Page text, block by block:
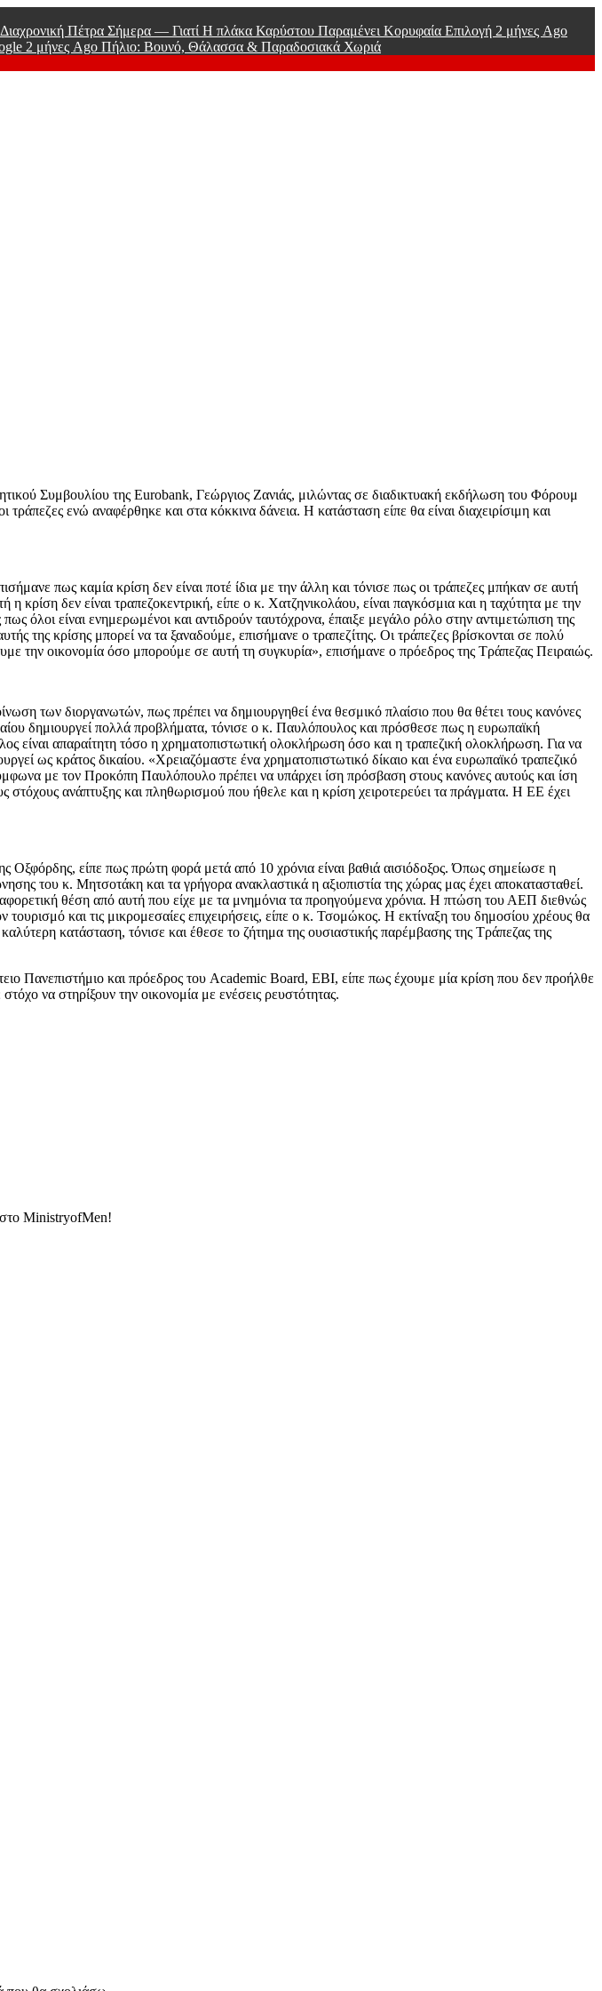
Πέτρα Σήμερα — Γιατί Η πλάκα Καρύστου Παραμένει Κορυφαία Επιλογή 2 μήνες Ago
2 μήνες Ago Πήλιο: Βουνό, Θάλασσα & Παραδοσιακά Χωριά
Συμβουλίου της Eurobank, Γεώργιος Ζανιάς, μιλώντας σε διαδικτυακή εκδήλωση του Φόρουμ
ενώ αναφέρθηκε και στα κόκκινα δάνεια. Η κατάσταση είπε θα είναι διαχειρίσιμη και
πως καμία κρίση δεν είναι ποτέ ίδια με την άλλη και τόνισε πως οι τράπεζες μπήκαν σε αυτή
δεν είναι τραπεζοκεντρική, είπε ο κ. Χατζηνικολάου, είναι παγκόσμια και η ταχύτητα με την
είναι ενημερωμένοι και αντιδρούν ταυτόχρονα, έπαιξε μεγάλο ρόλο στην αντιμετώπιση της
της κρίσης μπορεί να τα ξαναδούμε, επισήμανε ο τραπεζίτης. Οι τράπεζες βρίσκονται σε πολύ
την οικονομία όσο μπορούμε σε αυτή τη συγκυρία», επισήμανε ο πρόεδρος της Τράπεζας Πειραιώς.
των διοργανωτών, πως πρέπει να δημιουργηθεί ένα θεσμικό πλαίσιο που θα θέτει τους κανόνες
δημιουργεί πολλά προβλήματα, τόνισε ο κ. Παυλόπουλος και πρόσθεσε πως η ευρωπαϊκή
απαραίτητη τόσο η χρηματοπιστωτική ολοκλήρωση όσο και η τραπεζική ολοκλήρωση. Για να
ως κράτος δικαίου. «Χρειαζόμαστε ένα χρηματοπιστωτικό δίκαιο και ένα ευρωπαϊκό τραπεζικό
με τον Προκόπη Παυλόπουλο πρέπει να υπάρχει ίση πρόσβαση στους κανόνες αυτούς και ίση
στόχους ανάπτυξης και πληθωρισμού που ήθελε και η κρίση χειροτερεύει τα πράγματα. Η ΕΕ έχει
είπε πως πρώτη φορά μετά από 10 χρόνια είναι βαθιά αισιόδοξος. Όπως σημείωσε η
του κ. Μητσοτάκη και τα γρήγορα ανακλαστικά η αξιοπιστία της χώρας μας έχει αποκατασταθεί.
θέση από αυτή που είχε με τα μνημόνια τα προηγούμενα χρόνια. Η πτώση του ΑΕΠ διεθνώς
τουρισμό και τις μικρομεσαίες επιχειρήσεις, είπε ο κ. Τσομώκος. Η εκτίναξη του δημοσίου χρέους θα
κατάσταση, τόνισε και έθεσε το ζήτημα της ουσιαστικής παρέμβασης της Τράπεζας της
Πανεπιστήμιο και πρόεδρος του Academic Board, EBI, είπε πως έχουμε μία κρίση που δεν προήλθε
να στηρίξουν την οικονομία με ενέσεις ρευστότητας.
MinistryofMen!